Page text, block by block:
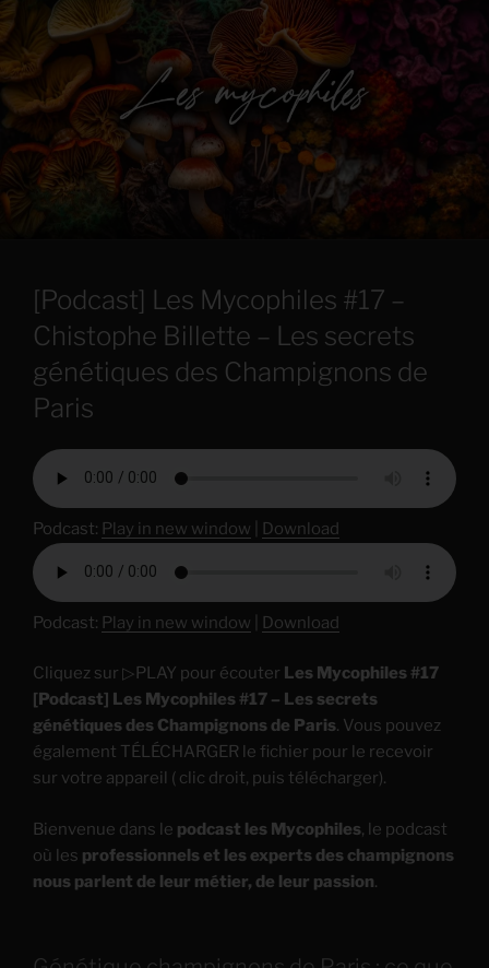
[Podcast] Les Mycophiles #17 –
Chistophe Billette – Les secrets
génétiques des Champignons de
Paris
Podcast: Play in new window Download
Podcast: Play in new window Download
Cliquez sur ▷PLAY pour écouter Les Mycophiles #17
[Podcast] Les Mycophiles #17 – Les secrets
génétiques des Champignons de Paris. Vous pouvez
également TÉLÉCHARGER le fichier pour le recevoir
sur votre appareil ( clic droit, puis télécharger).
Bienvenue dans le podcast les Mycophiles, le podcast
où les professionnels et les experts des champignons
nous parlent de leur métier, de leur passion.